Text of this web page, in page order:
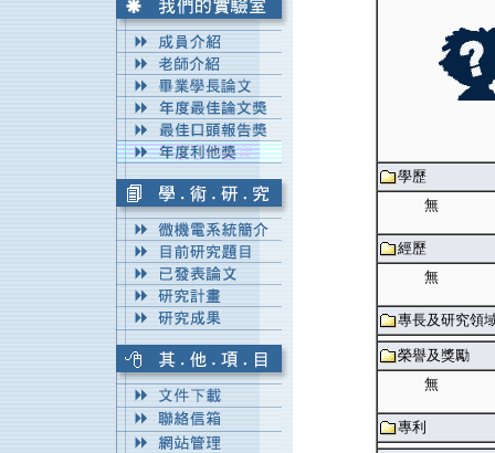
學歷
無
經歷
無
專長及研究領
榮譽及獎勵
無
專利